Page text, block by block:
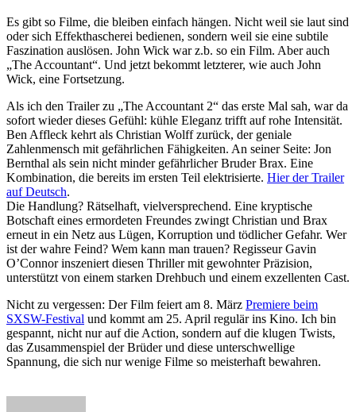
Es gibt so Filme, die bleiben einfach hängen. Nicht weil sie laut sind
oder sich Effekthascherei bedienen, sondern weil sie eine subtile
Faszination auslösen. John Wick war z.b. so ein Film. Aber auch
„The Accountant“. Und jetzt bekommt letzterer, wie auch John
Wick, eine Fortsetzung.
Als ich den Trailer zu „The Accountant 2“ das erste Mal sah, war da
sofort wieder dieses Gefühl: kühle Eleganz trifft auf rohe Intensität.
Ben Affleck kehrt als Christian Wolff zurück, der geniale
Zahlenmensch mit gefährlichen Fähigkeiten. An seiner Seite: Jon
Bernthal als sein nicht minder gefährlicher Bruder Brax. Eine
Kombination, die bereits im ersten Teil elektrisierte. Hier der Trailer
auf Deutsch.
Die Handlung? Rätselhaft, vielversprechend. Eine kryptische
Botschaft eines ermordeten Freundes zwingt Christian und Brax
erneut in ein Netz aus Lügen, Korruption und tödlicher Gefahr. Wer
ist der wahre Feind? Wem kann man trauen? Regisseur Gavin
O’Connor inszeniert diesen Thriller mit gewohnter Präzision,
unterstützt von einem starken Drehbuch und einem exzellenten Cast.
Nicht zu vergessen: Der Film feiert am 8. März Premiere beim
SXSW-Festival und kommt am 25. April regulär ins Kino. Ich bin
gespannt, nicht nur auf die Action, sondern auf die klugen Twists,
das Zusammenspiel der Brüder und diese unterschwellige
Spannung, die sich nur wenige Filme so meisterhaft bewahren.